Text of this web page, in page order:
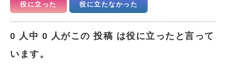
役に立った 役に立たなかった
0 人中 0 人がこの 投稿 は役に立ったと言って
います。